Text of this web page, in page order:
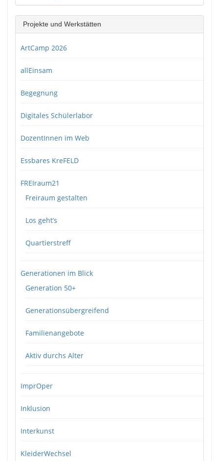
Projekte und Werkstätten
ArtCamp 2026
allEinsam
Begegnung
Digitales Schülerlabor
DozentInnen im Web
Essbares KreFELD
FREIraum21
Freiraum gestalten
Los geht’s
Quartierstreff
Generationen im Blick
Generation 50+
Generationsübergreifend
Familienangebote
Aktiv durchs Alter
ImprOper
Inklusion
Interkunst
KleiderWechsel